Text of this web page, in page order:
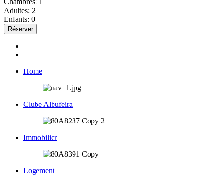
Chambres: 1
Adultes: 2
Enfants: 0
Réserver
Home
Clube Albufeira
Immobilier
Logement